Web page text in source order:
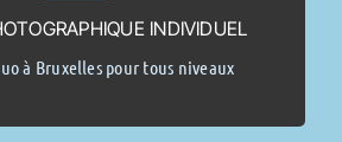
INDIVIDUEL
à Bruxelles pour tous niveaux
Dès 125,00 €
(2 pers. max).